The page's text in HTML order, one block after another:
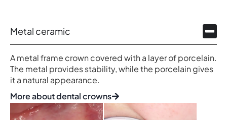
Metal ceramic
A metal frame crown covered with a layer of porcelain.
The metal provides stability, while the porcelain gives
it a natural appearance.
More about dental crowns